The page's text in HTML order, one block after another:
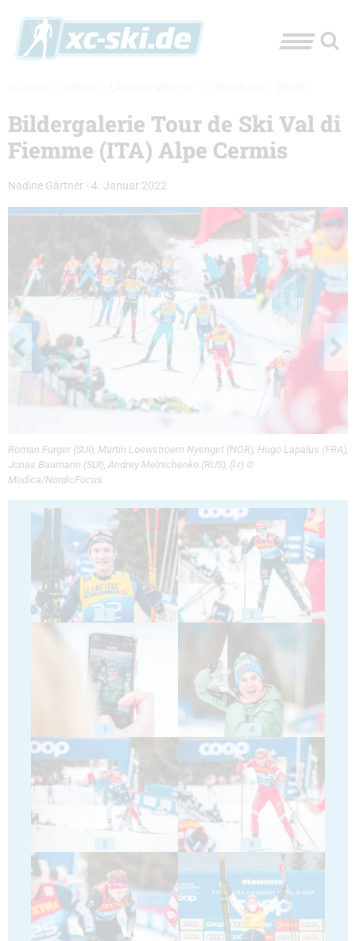
Bildergalerie Tour de Ski Val di
Fiemme (ITA) Alpe Cermis
Nadine Gärtner -4. Januar 2022
Roman Furger (SUI), Martin Loewstroem Nyenget (NOR), Hugo Lapalus (FRA),
Jonas Baumann (SUI), Andrey Melnichenko (RUS), (l-r) ©
Modica/NordicFocus
1 2
3 4
5 6